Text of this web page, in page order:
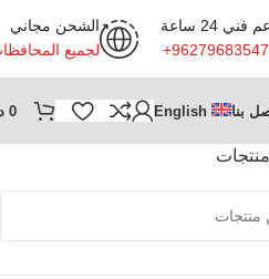
فني 24 ساعة
الشحن مجاني
لجميع
بنا English
0